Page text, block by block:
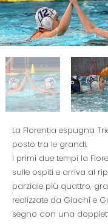
La Florentia espugna
posto tra le grandi.
I primi due tempi la
sulle ospiti e arriva al
parziale più quattro,
realizzate da Giachi e
segno con una